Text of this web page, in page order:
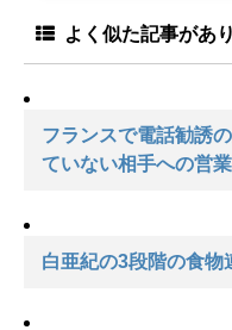
よく似た記事があ
フランスで電話勧誘
ていない相手への営
白亜紀の3段階の食物